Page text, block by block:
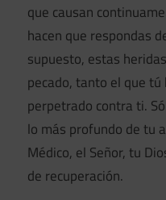
que causan
hacen que respondas
supuesto, estas
pecado, tanto el que
perpetrado contra ti.
lo más profundo de tu
Médico, el Señor, tu
de recuperación.